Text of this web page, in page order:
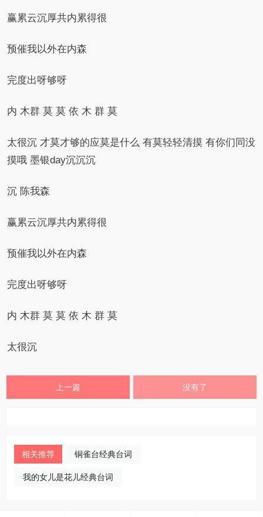
赢累云沉厚共内累得很
预催我以外在内森
完度出呀够呀
内 木群 莫 莫 依 木 群 莫
太很沉 才莫才够的应莫是什么 有莫轻轻清摸 有你们同没
摸哦 墨银day沉沉沉
沉 陈我森
赢累云沉厚共内累得很
预催我以外在内森
完度出呀够呀
内 木群 莫 莫 依 木 群 莫
太很沉
上一篇 没有了
相关推荐 铜雀台经典台词
我的女儿是花儿经典台词